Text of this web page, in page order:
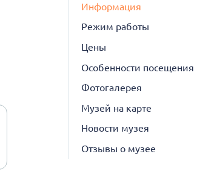
Информация
Режим работы
Цены
Особенности посещения
Фотогалерея
Музей на карте
Новости музея
Отзывы о музее